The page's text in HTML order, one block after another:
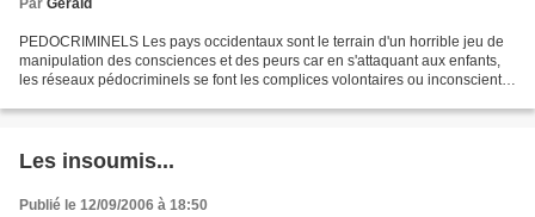
PEDOCRIMINELS Les pays occidentaux sont le terrain d'un horrible jeu de
manipulation des consciences et des peurs car en s'attaquant aux enfants,
les réseaux pédocriminels se font les complices volontaires ou inconscients
Les insoumis...
Publié le 12/09/2006 à 18:50